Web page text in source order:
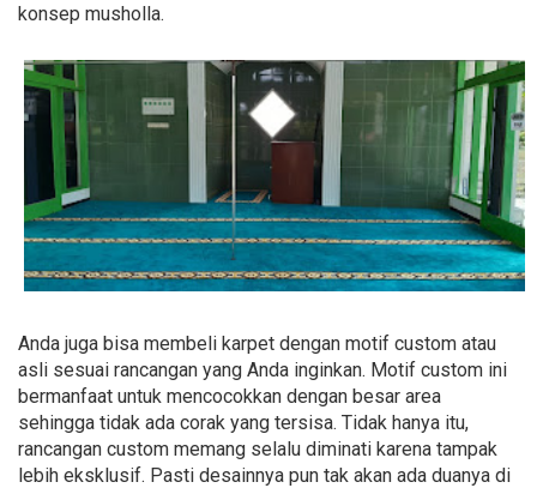
konsep musholla.
Anda juga bisa membeli karpet dengan motif custom atau
asli sesuai rancangan yang Anda inginkan. Motif custom ini
bermanfaat untuk mencocokkan dengan besar area
sehingga tidak ada corak yang tersisa. Tidak hanya itu,
rancangan custom memang selalu diminati karena tampak
lebih eksklusif. Pasti desainnya pun tak akan ada duanya di